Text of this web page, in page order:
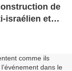
de
israélien et